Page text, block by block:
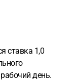
ставка 1,0
день.